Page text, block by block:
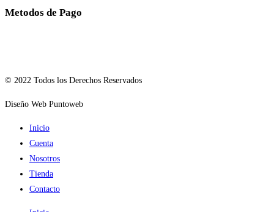
Metodos de Pago
© 2022 Todos los Derechos Reservados
Diseño Web Puntoweb
Inicio
Cuenta
Nosotros
Tienda
Contacto